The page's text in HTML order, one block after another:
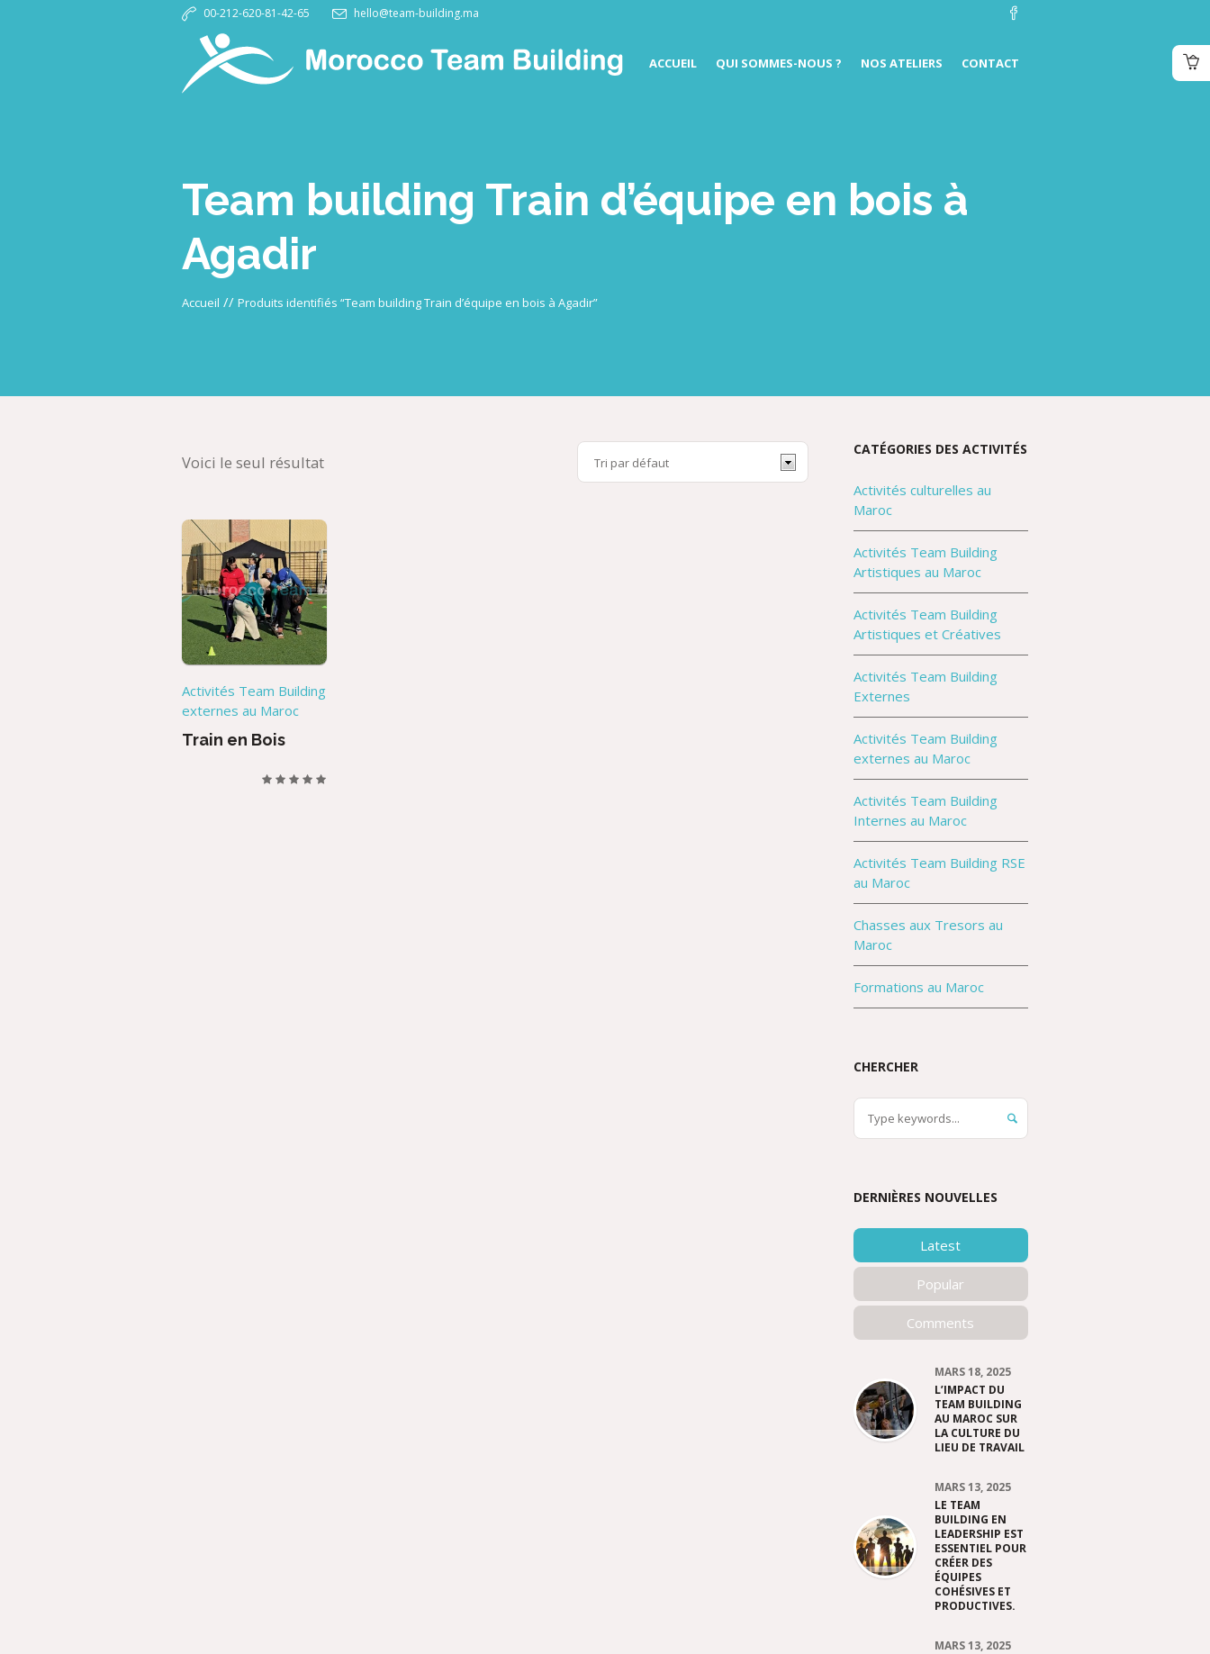
00-212-620-81-42-65 hello@team-building.ma
ACCUEIL QUI SOMMES-NOUS ? NOS ATELIERS CONTACT
Team building Train d’équipe en bois à
Agadir
Accueil // Produits identifiés “Team building Train d’équipe en bois à Agadir”
Voici le seul résultat
Activités Team Building
externes au Maroc
Train en Bois
CATÉGORIES DES ACTIVITÉS
Activités culturelles au
Maroc
Activités Team Building
Artistiques au Maroc
Activités Team Building
Artistiques et Créatives
Activités Team Building
Externes
Activités Team Building
externes au Maroc
Activités Team Building
Internes au Maroc
Activités Team Building RSE
au Maroc
Chasses aux Tresors au
Maroc
Formations au Maroc
CHERCHER
DERNIÈRES NOUVELLES
Latest
Popular
Comments
MARS 18, 2025
L’IMPACT DU
TEAM BUILDING
AU MAROC SUR
LA CULTURE DU
LIEU DE TRAVAIL
MARS 13, 2025
LE TEAM
BUILDING EN
LEADERSHIP EST
ESSENTIEL POUR
CRÉER DES
ÉQUIPES
COHÉSIVES ET
PRODUCTIVES.
MARS 13, 2025